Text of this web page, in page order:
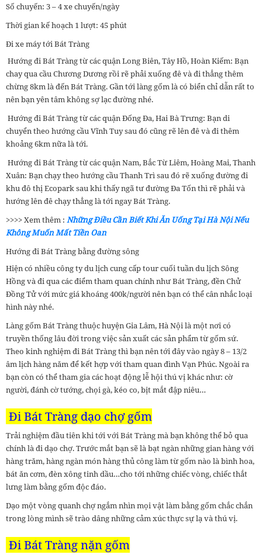
Số chuyến: 3 – 4 xe chuyến/ngày
Thời gian kế hoạch 1 lượt: 45 phút
Đi xe máy tới Bát Tràng
Hướng đi Bát Tràng từ các quận Long Biên, Tây Hồ, Hoàn Kiếm: Bạn
chay qua cầu Chương Dương rồi rẽ phải xuống đê và đi thẳng thêm
chừng 8km là đến Bát Tràng. Gần tới làng gốm là có biển chỉ dẫn rất to
nên bạn yên tâm không sợ lạc đường nhé.
Hướng đi Bát Tràng từ các quận Đống Đa, Hai Bà Trưng: Bạn di
chuyển theo hướng cầu Vĩnh Tuy sau đó cũng rẽ lên đê và đi thêm
khoảng 6km nữa là tới.
Hướng đi Bát Tràng từ các quận Nam, Bắc Từ Liêm, Hoàng Mai, Thanh
Xuân: Bạn chạy theo hướng cầu Thanh Trì sau đó rẽ xuống đường đi
khu đô thị Ecopark sau khi thấy ngã tư đường Đa Tốn thì rẽ phải và
hướng lên đê chạy thẳng là tới ngay Bát Tràng.
>>>> Xem thêm : Những Điều Cần Biết Khi Ăn Uống Tại Hà Nội Nếu
Không Muốn Mất Tiền Oan
Hướng đi Bát Tràng bằng đường sông
Hiện có nhiều công ty du lịch cung cấp tour cuối tuần du lịch Sông
Hồng và đi qua các điểm tham quan chính như Bát Tràng, đền Chử
Đồng Tử với mức giá khoáng 400k/người nên bạn có thể cân nhắc loại
hình này nhé.
Làng gốm Bát Tràng thuộc huyện Gia Lâm, Hà Nội là một nơi có
truyền thống lâu đời trong việc sản xuất các sản phẩm từ gốm sứ.
Theo kinh nghiệm đi Bát Tràng thì bạn nên tới đây vào ngày 8 – 13/2
âm lịch hàng năm để kết hợp với tham quan đình Vạn Phúc. Ngoài ra
bạn còn có thể tham gia các hoạt động lễ hội thú vị khác như: cờ
người, đánh cờ tướng, chọi gà, kéo co, bịt mắt đập niêu…
Đi Bát Tràng dạo chợ gốm
Trải nghiệm đầu tiên khi tới với Bát Tràng mà bạn không thể bỏ qua
chính là đi dạo chợ. Trước mắt bạn sẽ là bạt ngàn những gian hàng với
hàng trăm, hàng ngàn món hàng thủ công làm từ gốm nào là bình hoa,
bát ăn cơm, đèn xông tinh dầu…cho tới những chiếc vòng, chiếc thắt
lưng làm bằng gốm độc đáo.
Dạo một vòng quanh chợ ngắm nhìn mọi vật làm bằng gốm chắc chắn
trong lòng mình sẽ trào dâng những cảm xúc thực sự lạ và thú vị.
Đi Bát Tràng nặn gốm